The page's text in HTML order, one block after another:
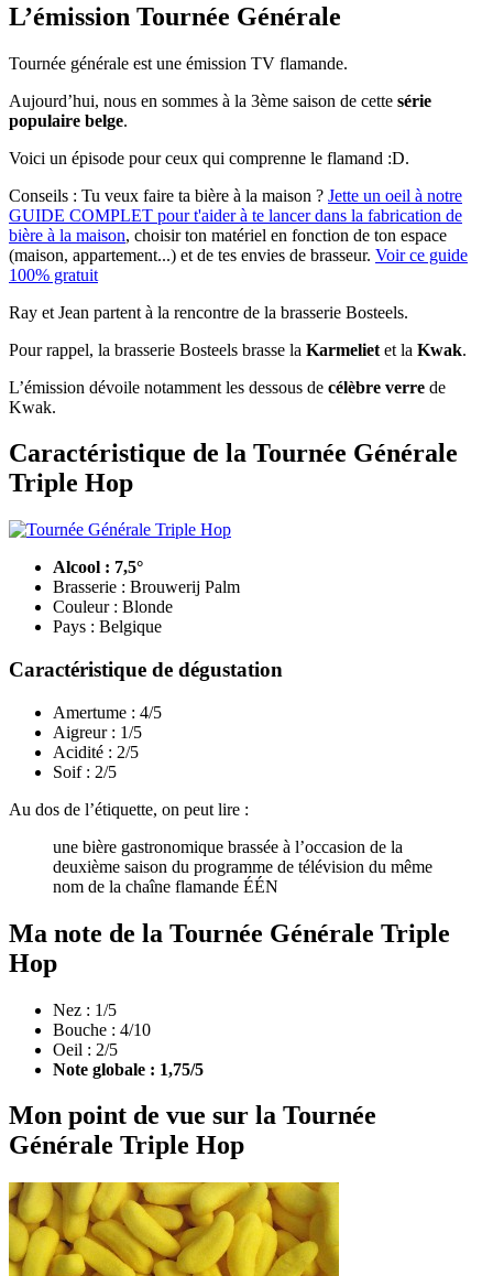
L’émission Tournée Générale
Tournée générale est une émission TV flamande.
Aujourd’hui, nous en sommes à la 3ème saison de cette série
populaire belge.
Voici un épisode pour ceux qui comprenne le flamand :D.
Conseils : Tu veux faire ta bière à la maison ? Jette un oeil à notre
GUIDE COMPLET pour t'aider à te lancer dans la fabrication de
bière à la maison, choisir ton matériel en fonction de ton espace
(maison, appartement...) et de tes envies de brasseur. Voir ce guide
100% gratuit
Ray et Jean partent à la rencontre de la brasserie Bosteels.
Pour rappel, la brasserie Bosteels brasse la Karmeliet et la Kwak.
L’émission dévoile notamment les dessous de célèbre verre de
Kwak.
Caractéristique de la Tournée Générale
Triple Hop
Alcool : 7,5°
Brasserie : Brouwerij Palm
Couleur : Blonde
Pays : Belgique
Caractéristique de dégustation
Amertume : 4/5
Aigreur : 1/5
Acidité : 2/5
Soif : 2/5
Au dos de l’étiquette, on peut lire :
une bière gastronomique brassée à l’occasion de la
deuxième saison du programme de télévision du même
nom de la chaîne flamande ÉÉN
Ma note de la Tournée Générale Triple
Hop
Nez : 1/5
Bouche : 4/10
Oeil : 2/5
Note globale : 1,75/5
Mon point de vue sur la Tournée
Générale Triple Hop